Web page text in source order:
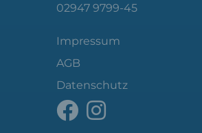
02947 9799-45
Impressum
AGB
Datenschutz